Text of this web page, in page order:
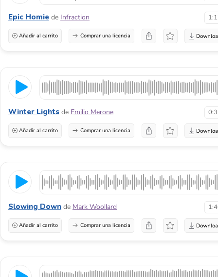
Epic Homie de Infraction
Añadir al carrito Comprar una licencia
Winter Lights de Emilio Merone
Añadir al carrito Comprar una licencia
Slowing Down de Mark Woollard
Añadir al carrito Comprar una licencia